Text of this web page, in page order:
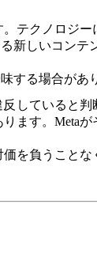
テクノロジ
しいコンテ
する場合があ
ていると判
ます。Meta
を負うこと